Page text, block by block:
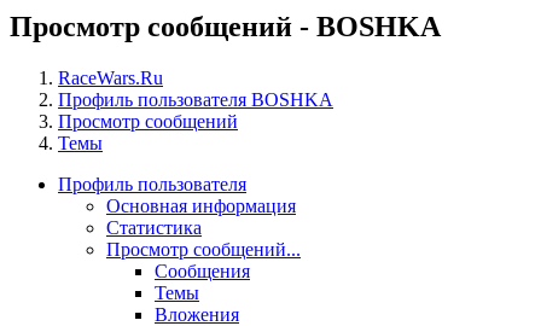
Просмотр сообщений - BOSHKA
RaceWars.Ru
Профиль пользователя BOSHKA
Просмотр сообщений
Темы
Профиль пользователя
Основная информация
Статистика
Просмотр сообщений...
Сообщения
Темы
Вложения